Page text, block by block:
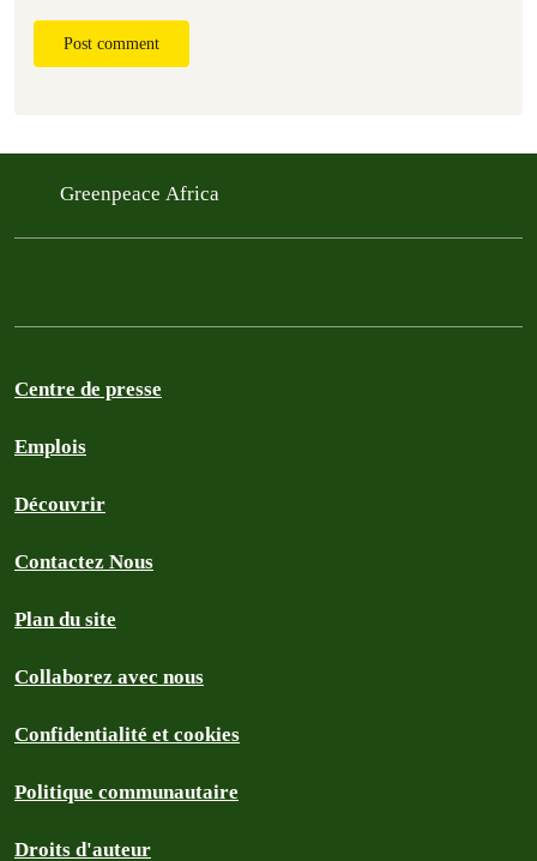
Post comment
Greenpeace Africa
Centre de presse
Emplois
Découvrir
Contactez Nous
Plan du site
Collaborez avec nous
Confidentialité et cookies
Politique communautaire
Droits d'auteur